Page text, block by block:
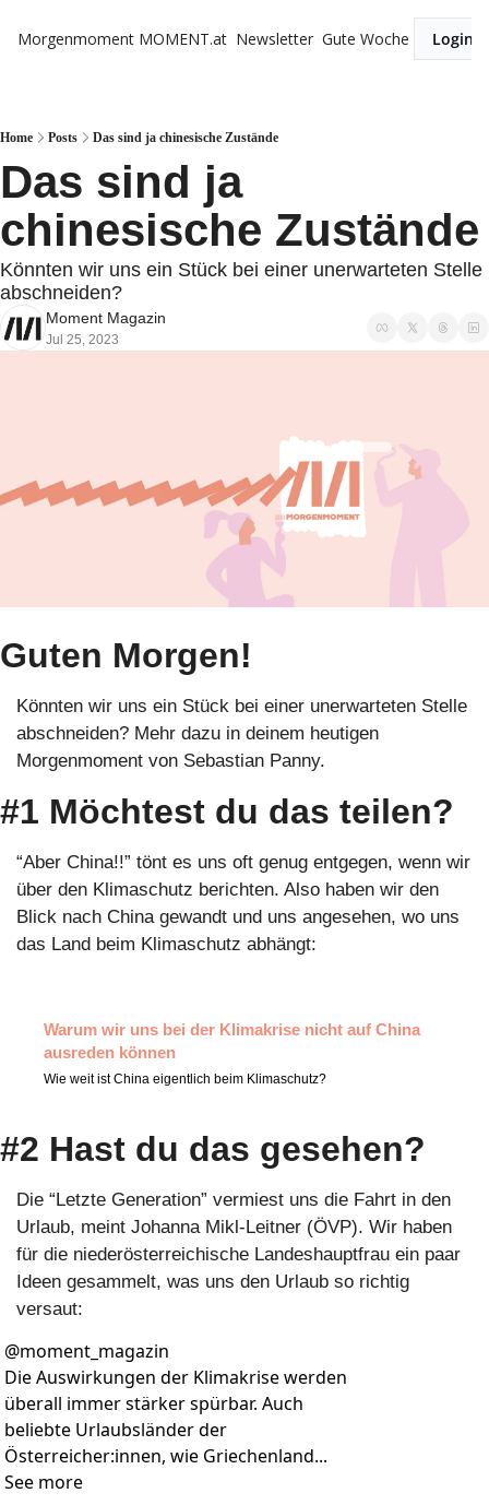
Morgenmoment MOMENT.at Newsletter Gute Woche Login
Home Posts Das sind ja chinesische Zustände
Das sind ja
chinesische Zustände
Könnten wir uns ein Stück bei einer unerwarteten Stelle
abschneiden?
Moment Magazin
Jul 25, 2023
Guten Morgen!
Könnten wir uns ein Stück bei einer unerwarteten Stelle
abschneiden? Mehr dazu in deinem heutigen
Morgenmoment von Sebastian Panny.
#1 Möchtest du das teilen?
“Aber China!!” tönt es uns oft genug entgegen, wenn wir
über den Klimaschutz berichten. Also haben wir den
Blick nach China gewandt und uns angesehen, wo uns
das Land beim Klimaschutz abhängt:
Warum wir uns bei der Klimakrise nicht auf China
ausreden können
Wie weit ist China eigentlich beim Klimaschutz?
#2 Hast du das gesehen?
Die “Letzte Generation” vermiest uns die Fahrt in den
Urlaub, meint Johanna Mikl-Leitner (ÖVP). Wir haben
für die niederösterreichische Landeshauptfrau ein paar
Ideen gesammelt, was uns den Urlaub so richtig
versaut:
@moment_magazin
Die Auswirkungen der Klimakrise werden
überall immer stärker spürbar. Auch
beliebte Urlaubsländer der
Österreicher:innen, wie Griechenland...
See more